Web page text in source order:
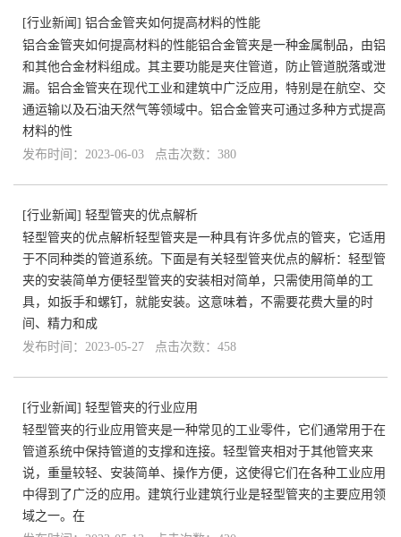
[行业新闻 ] 铝合金管夹如何提高材料的性能
铝合金管夹如何提高材料的性能铝合金管夹是一种金属制品，由铝
和其他合金材料组成。其主要功能是夹住管道，防止管道脱落或泄
漏。铝合金管夹在现代工业和建筑中广泛应用，特别是在航空、交
通运输以及石油天然气等领域中。铝合金管夹可通过多种方式提高
材料的性
发布时间：2023-06-03 点击次数：380
[行业新闻 ] 轻型管夹的优点解析
轻型管夹的优点解析轻型管夹是一种具有许多优点的管夹，它适用
于不同种类的管道系统。下面是有关轻型管夹优点的解析：轻型管
夹的安装简单方便轻型管夹的安装相对简单，只需使用简单的工
具，如扳手和螺钉，就能安装。这意味着，不需要花费大量的时
间、精力和成
发布时间：2023-05-27 点击次数：458
[行业新闻 ] 轻型管夹的行业应用
轻型管夹的行业应用管夹是一种常见的工业零件，它们通常用于在
管道系统中保持管道的支撑和连接。轻型管夹相对于其他管夹来
说，重量较轻、安装简单、操作方便，这使得它们在各种工业应用
中得到了广泛的应用。建筑行业建筑行业是轻型管夹的主要应用领
域之一。在